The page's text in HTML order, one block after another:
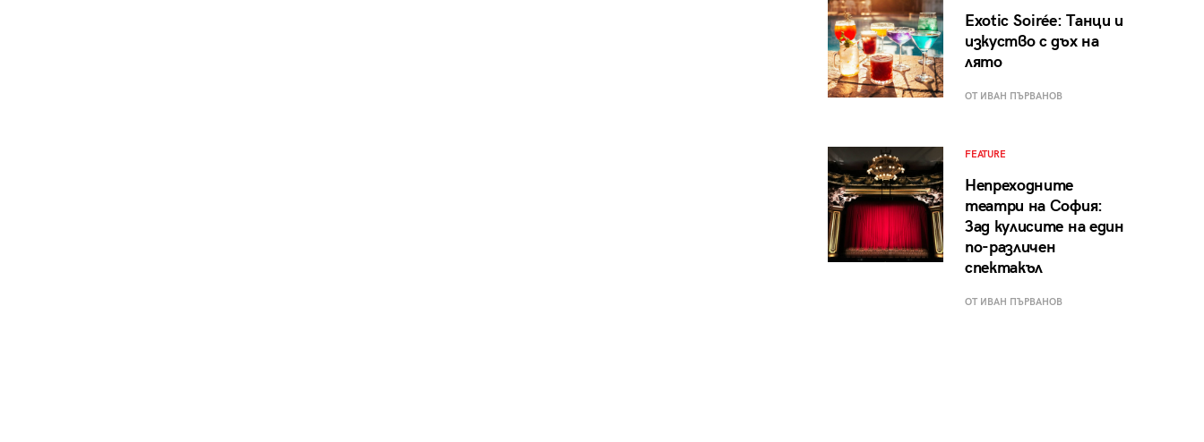
Exotic Soirée: Танци и
изкуство с дъх на
лято
ОТ ИВАН ПЪРВАНОВ
FEATURE
Непреходните
театри на София:
Зад кулисите на един
по-различен
спектакъл
ОТ ИВАН ПЪРВАНОВ